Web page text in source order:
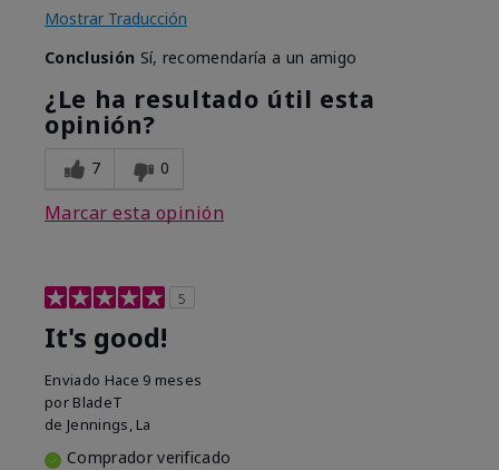
Mostrar Traducción
Conclusión Sí, recomendaría a un amigo
¿Le ha resultado útil esta
opinión?
7 0
Marcar esta opinión
5
It's good!
Enviado Hace 9 meses
por BladeT
de Jennings, La
Comprador verificado